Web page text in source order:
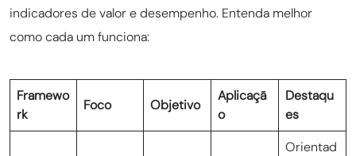
indicadores de valor e desempenho. Entenda melhor
como cada um funciona:
Framewo
rk
Foco Objetivo
Aplicaçã
o
Destaqu
es
Orientad